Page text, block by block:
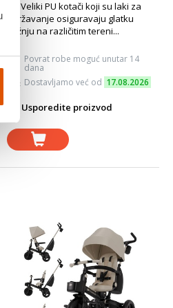
kg. Veliki PU kotači koji su laki za
održavanje osiguravaju glatku
vožnju na različitim tereni...
Povrat robe moguć unutar 14
dana
Dostavljamo već od 17.08.2026
Usporedite proizvod